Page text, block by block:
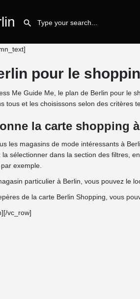
pour le
Me Guide Me, le plan de Berlin pour le
tous et les choisissons selon des critères
la carte shopping
les magasins de mode intéressants à
sélectionner dans la section des filtres,
exemple.
particulier à Berlin, vous pouvez le
de la carte Berlin Shopping, vous
vc_row]